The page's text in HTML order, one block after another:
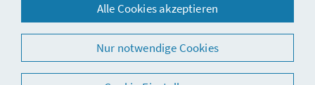
Alle Cookies akzeptieren
Nur notwendige Cookies
© 2026 Bundesministerium für Arbeit, Soziales, Gesundheit,
Pflege und Konsumentenschutz